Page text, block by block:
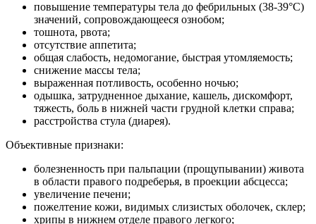
повышение температуры тела до фебрильных (38-39°С)
значений, сопровождающееся ознобом;
тошнота, рвота;
отсутствие аппетита;
общая слабость, недомогание, быстрая утомляемость;
снижение массы тела;
выраженная потливость, особенно ночью;
одышка, затрудненное дыхание, кашель, дискомфорт,
тяжесть, боль в нижней части грудной клетки справа;
расстройства стула (диарея).
Объективные признаки:
болезненность при пальпации (прощупывании) живота
в области правого подреберья, в проекции абсцесса;
увеличение печени;
пожелтение кожи, видимых слизистых оболочек, склер;
хрипы в нижнем отделе правого легкого;